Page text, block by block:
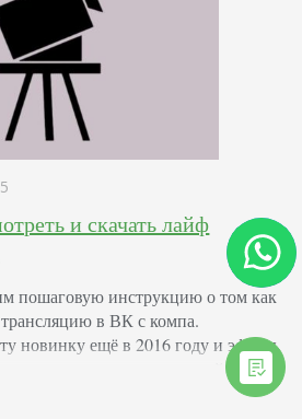
и скачать лайф
пошаговую инструкцию о том как
в ВК с компа.
новинку ещё в 2016 году и эфиры
среди пользователей. Есть
в пользу того, чтобы и вы начали